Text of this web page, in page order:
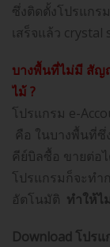
ซึ่งติดตั้งโปรแกร
เสร็จแล้ว
บางพื้นที่ไม่มี สัญ
ไม้?
โปรแกรม e-
คือ ในบางพื้นที่ซึ่
คีย์บิลซื้อ ขายต่อ
โปรแกรมก็จะทำ
อัตโนมัติ ทำให้ไ
Download โปรแ